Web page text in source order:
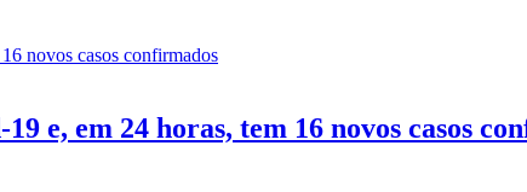
e, em 24 horas, tem 16 novos casos